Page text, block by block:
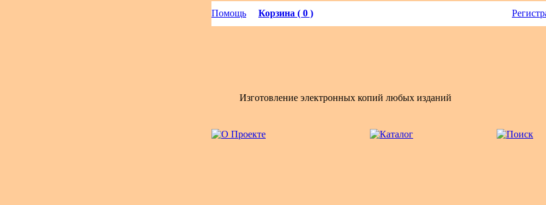
Помощь Корзина ( 0 )
Изготовление электронных копий любых изданий